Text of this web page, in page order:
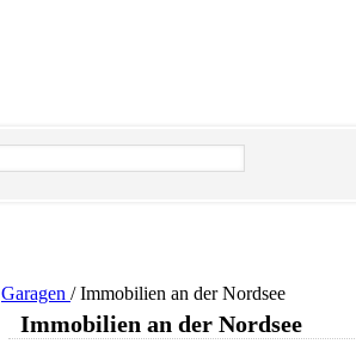
Garagen / Immobilien an der Nordsee
Immobilien an der Nordsee